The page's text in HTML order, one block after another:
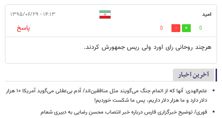
امید ۱۴:۱۳ - ۱۳۹۵/۰۶/۲۹
0
0
پاسخ
هرچند روحانی رای اورد ولی ریس جمهورش کردند.
آخرین اخبار
علم‌الهدی: آنها که از اتمام جنگ می‌گویند مثل منافقین‌اند/ آدم بی‌عقلی می‌گوید آمریکا ۱۰ هزار
دلار دارد و ما هزار دلار داریم، پس ما شکست خوردیم!
فوری/ توضیح خبرگزاری فارس درباره خبر انتصاب محسن رضایی به دبیری شعام